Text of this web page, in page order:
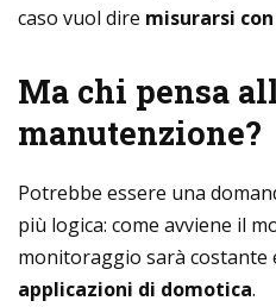
caso vuol dire misurarsi
Ma chi pensa
manutenzione?
Potrebbe essere una
più logica: come avviene il
monitoraggio sarà costante
applicazioni di domotica.